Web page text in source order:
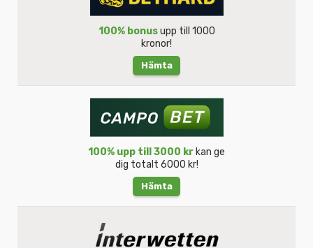
100% bonusupp till 1000
kronor!
Hämta
100% upp till 3000 kr kan ge
dig totalt 6000 kr!
Hämta